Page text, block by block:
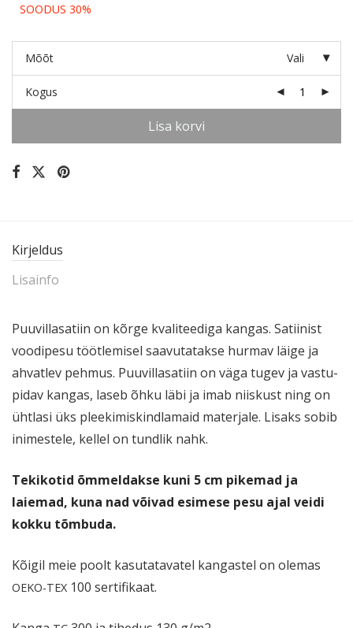
SOODUS 30%
Mõõt Vali
Kogus
Lisa korvi
Kirjeldus
Lisainfo
Puuvil­la­satiin on kõrge kvali­teediga kangas. Satiinist
voodipesu töötle­misel saavu­ta­takse hurmav läige ja
ahvatlev pehmus. Puuvil­la­satiin on väga tugev ja vastu­
pidav kangas, laseb õhku läbi ja imab niiskust ning on
ühtlasi üks pleeki­mis­kind­lamaid materjale. Lisaks sobib
inimestele, kellel on tundlik nahk.
Tekikotid õmmel­dakse kuni 5 cm pikemad ja
laiemad, kuna nad võivad esimese pesu ajal veidi
kokku tõmbuda.
Kõigil meie poolt kasuta­ta­vatel kangastel on olemas
OEKO-TEX 100 sertifikaat.